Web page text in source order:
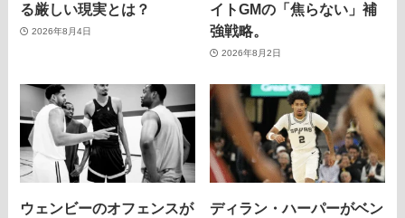
る厳しい現実とは？
2026年8月4日
イトGMの「焦らない」補
強戦略。
2026年8月2日
ウェンビーのオフェンスが
ディラン・ハーパーがベン